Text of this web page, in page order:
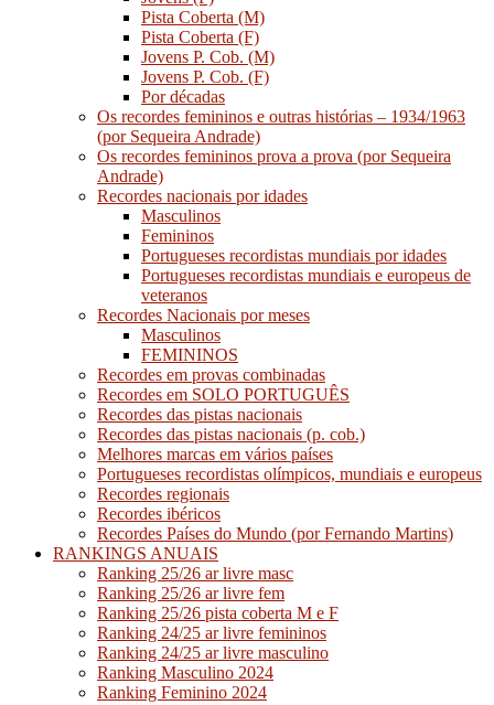
Pista Coberta (M)
Pista Coberta (F)
Jovens P. Cob. (M)
Jovens P. Cob. (F)
Por décadas
Os recordes femininos e outras histórias – 1934/1963
(por Sequeira Andrade)
Os recordes femininos prova a prova (por Sequeira
Andrade)
Recordes nacionais por idades
Masculinos
Femininos
Portugueses recordistas mundiais por idades
Portugueses recordistas mundiais e europeus de
veteranos
Recordes Nacionais por meses
Masculinos
FEMININOS
Recordes em provas combinadas
Recordes em SOLO PORTUGUÊS
Recordes das pistas nacionais
Recordes das pistas nacionais (p. cob.)
Melhores marcas em vários países
Portugueses recordistas olímpicos, mundiais e europeus
Recordes regionais
Recordes ibéricos
Recordes Países do Mundo (por Fernando Martins)
RANKINGS ANUAIS
Ranking 25/26 ar livre masc
Ranking 25/26 ar livre fem
Ranking 25/26 pista coberta M e F
Ranking 24/25 ar livre femininos
Ranking 24/25 ar livre masculino
Ranking Masculino 2024
Ranking Feminino 2024